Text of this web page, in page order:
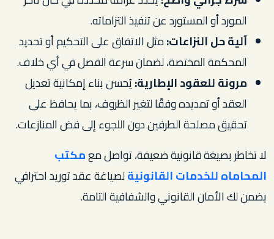
المورد أو المستورد عن تنفيذ التزاماته.
آلية حل النزاعات:مثل الاتفاق على التحكيم أو تحديد
المحكمة المختصة، لضمان سرعة الفصل في أي خلاف.
مرونة للعقود الإطارية:يُحسن بناء إمكانية تعديل
العقد أو تمديده وفقًا لتغير الظروف، بما يحافظ على
تحقيق مصلحة الطرفين دون اللجوء إلى فض المنازعات.
لا تخاطر بصيغة قانونية ضعيفة، تواصل معمكتب
المحاماه للخدمات القانونيةلصياغة عقد توريد احترافي
يضمن لك الأمان القانوني والشفافية التامة.